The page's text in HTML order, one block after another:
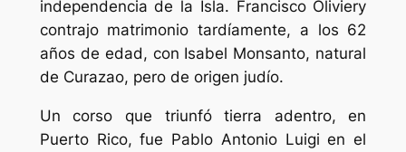
independencia de la Isla. Francisco Oliviery
contrajo matrimonio tardíamente, a los 62
años de edad, con Isabel Monsanto, natural
de Curazao, pero de origen judío.
Un corso que triunfó tierra adentro, en
Puerto Rico, fue Pablo Antonio Luigi en el